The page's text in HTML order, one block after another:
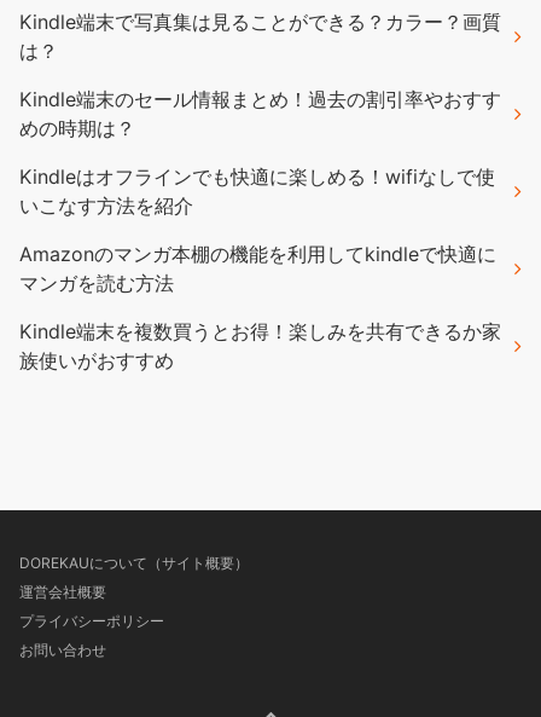
Kindle端末で写真集は見ることができる？カラー？画質
は？
Kindle端末のセール情報まとめ！過去の割引率やおすす
めの時期は？
Kindleはオフラインでも快適に楽しめる！wifiなしで使
いこなす方法を紹介
Amazonのマンガ本棚の機能を利用してkindleで快適に
マンガを読む方法
Kindle端末を複数買うとお得！楽しみを共有できるか家
族使いがおすすめ
DOREKAUについて（サイト概要）
運営会社概要
プライバシーポリシー
お問い合わせ